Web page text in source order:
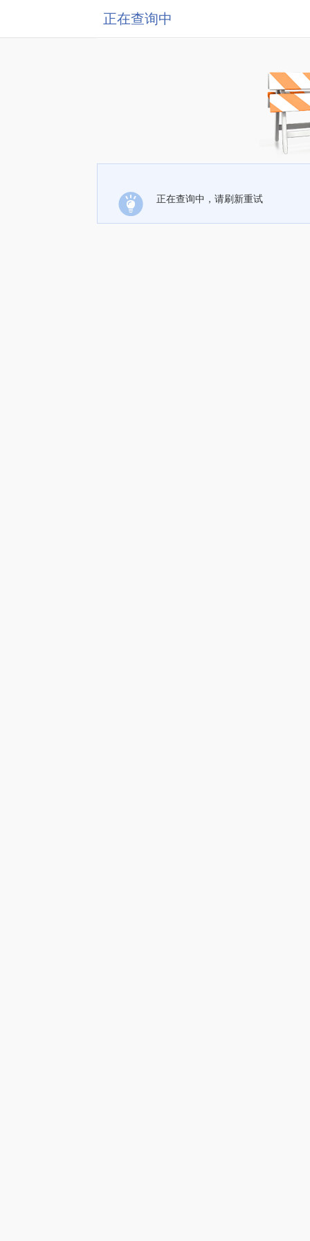
正在查询中
正在查询中，请刷新重试